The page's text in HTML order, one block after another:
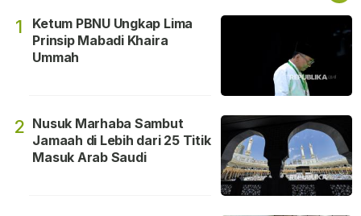
1
Ketum PBNU Ungkap Lima
Prinsip Mabadi Khaira
Ummah
2 Nusuk Marhaba Sambut
Jamaah di Lebih dari 25 Titik
Masuk Arab Saudi